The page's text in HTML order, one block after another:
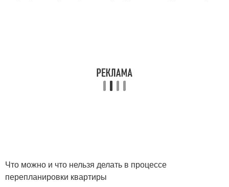
Что можно и что нельзя делать в процессе
перепланировки квартиры